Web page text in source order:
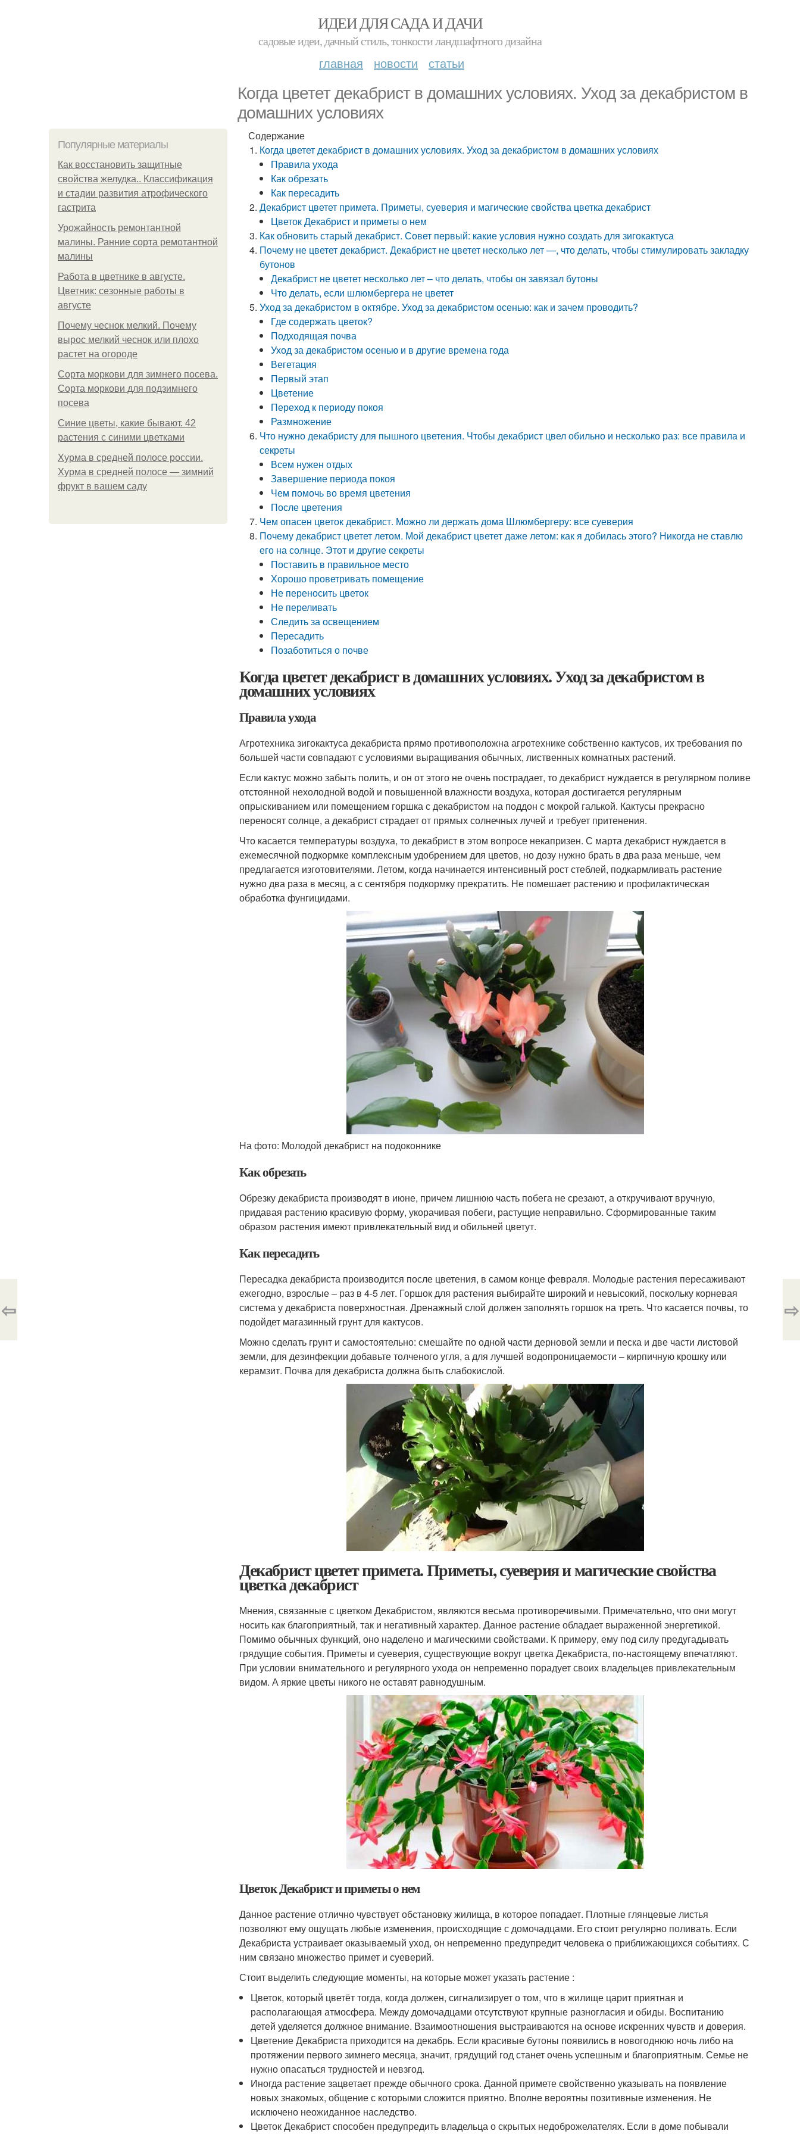
ИДЕИ ДЛЯ САДА И ДАЧИ
садовые идеи, дачный стиль, тонкости ландшафтного дизайна
главная новости статьи
Когда цветет декабрист в домашних условиях. Уход за декабристом в
домашних условиях
Популярные материалы
Как восстановить защитные
свойства желудка.. Классификация
и стадии развития атрофического
гастрита
Урожайность ремонтантной
малины. Ранние сорта ремотантной
малины
Работа в цветнике в августе.
Цветник: сезонные работы в
августе
Почему чеснок мелкий. Почему
вырос мелкий чеснок или плохо
растет на огороде
Сорта моркови для зимнего посева.
Сорта моркови для подзимнего
посева
Синие цветы, какие бывают. 42
растения с синими цветками
Хурма в средней полосе россии.
Хурма в средней полосе — зимний
фрукт в вашем саду
Содержание
Когда цветет декабрист в домашних условиях. Уход за декабристом в домашних условиях
Правила ухода
Как обрезать
Как пересадить
Декабрист цветет примета. Приметы, суеверия и магические свойства цветка декабрист
Цветок Декабрист и приметы о нем
Как обновить старый декабрист. Совет первый: какие условия нужно создать для зигокактуса
Почему не цветет декабрист. Декабрист не цветет несколько лет —, что делать, чтобы стимулировать закладку
бутонов
Декабрист не цветет несколько лет – что делать, чтобы он завязал бутоны
Что делать, если шлюмбергера не цветет
Уход за декабристом в октябре. Уход за декабристом осенью: как и зачем проводить?
Где содержать цветок?
Подходящая почва
Уход за декабристом осенью и в другие времена года
Вегетация
Первый этап
Цветение
Переход к периоду покоя
Размножение
Что нужно декабристу для пышного цветения. Чтобы декабрист цвел обильно и несколько раз: все правила и
секреты
Всем нужен отдых
Завершение периода покоя
Чем помочь во время цветения
После цветения
Чем опасен цветок декабрист. Можно ли держать дома Шлюмбергеру: все суеверия
Почему декабрист цветет летом. Мой декабрист цветет даже летом: как я добилась этого? Никогда не ставлю
его на солнце. Этот и другие секреты
Поставить в правильное место
Хорошо проветривать помещение
Не переносить цветок
Не переливать
Следить за освещением
Пересадить
Позаботиться о почве
Когда цветет декабрист в домашних условиях. Уход за декабристом в
домашних условиях
Правила ухода
Агротехника зигокактуса декабриста прямо противоположна агротехнике собственно кактусов, их требования по
большей части совпадают с условиями выращивания обычных, лиственных комнатных растений.
Если кактус можно забыть полить, и он от этого не очень пострадает, то декабрист нуждается в регулярном поливе
отстоянной нехолодной водой и повышенной влажности воздуха, которая достигается регулярным
опрыскиванием или помещением горшка с декабристом на поддон с мокрой галькой. Кактусы прекрасно
переносят солнце, а декабрист страдает от прямых солнечных лучей и требует притенения.
Что касается температуры воздуха, то декабрист в этом вопросе некапризен. С марта декабрист нуждается в
ежемесячной подкормке комплексным удобрением для цветов, но дозу нужно брать в два раза меньше, чем
предлагается изготовителями. Летом, когда начинается интенсивный рост стеблей, подкармливать растение
нужно два раза в месяц, а с сентября подкормку прекратить. Не помешает растению и профилактическая
обработка фунгицидами.
На фото: Молодой декабрист на подоконнике
Как обрезать
Обрезку декабриста производят в июне, причем лишнюю часть побега не срезают, а откручивают вручную,
придавая растению красивую форму, укорачивая побеги, растущие неправильно. Сформированные таким
образом растения имеют привлекательный вид и обильней цветут.
Как пересадить
Пересадка декабриста производится после цветения, в самом конце февраля. Молодые растения пересаживают
ежегодно, взрослые – раз в 4-5 лет. Горшок для растения выбирайте широкий и невысокий, поскольку корневая
система у декабриста поверхностная. Дренажный слой должен заполнять горшок на треть. Что касается почвы, то
подойдет магазинный грунт для кактусов.
Можно сделать грунт и самостоятельно: смешайте по одной части дерновой земли и песка и две части листовой
земли, для дезинфекции добавьте толченого угля, а для лучшей водопроницаемости – кирпичную крошку или
керамзит. Почва для декабриста должна быть слабокислой.
Декабрист цветет примета. Приметы, суеверия и магические свойства
цветка декабрист
Мнения, связанные с цветком Декабристом, являются весьма противоречивыми. Примечательно, что они могут
носить как благоприятный, так и негативный характер. Данное растение обладает выраженной энергетикой.
Помимо обычных функций, оно наделено и магическими свойствами. К примеру, ему под силу предугадывать
грядущие события. Приметы и суеверия, существующие вокруг цветка Декабриста, по-настоящему впечатляют.
При условии внимательного и регулярного ухода он непременно порадует своих владельцев привлекательным
видом. А яркие цветы никого не оставят равнодушным.
Цветок Декабрист и приметы о нем
Данное растение отлично чувствует обстановку жилища, в которое попадает. Плотные глянцевые листья
позволяют ему ощущать любые изменения, происходящие с домочадцами. Его стоит регулярно поливать. Если
Декабриста устраивает оказываемый уход, он непременно предупредит человека о приближающихся событиях. С
ним связано множество примет и суеверий.
Стоит выделить следующие моменты, на которые может указать растение :
Цветок, который цветёт тогда, когда должен, сигнализирует о том, что в жилище царит приятная и
располагающая атмосфера. Между домочадцами отсутствуют крупные разногласия и обиды. Воспитанию
детей уделяется должное внимание. Взаимоотношения выстраиваются на основе искренних чувств и доверия.
Цветение Декабриста приходится на декабрь. Если красивые бутоны появились в новогоднюю ночь либо на
протяжении первого зимнего месяца, значит, грядущий год станет очень успешным и благоприятным. Семье не
нужно опасаться трудностей и невзгод.
Иногда растение зацветает прежде обычного срока. Данной примете свойственно указывать на появление
новых знакомых, общение с которыми сложится приятно. Вполне вероятны позитивные изменения. Не
исключено неожиданное наследство.
Цветок Декабрист способен предупредить владельца о скрытых недоброжелателях. Если в доме побывали
⇦ ⇨